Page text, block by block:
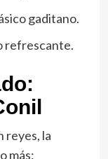
gaditano.
refrescante.
reyes, la
más: